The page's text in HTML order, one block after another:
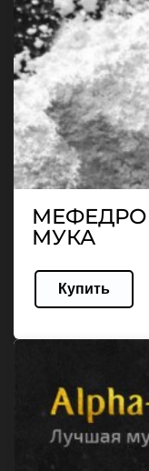
МУКА
Купить